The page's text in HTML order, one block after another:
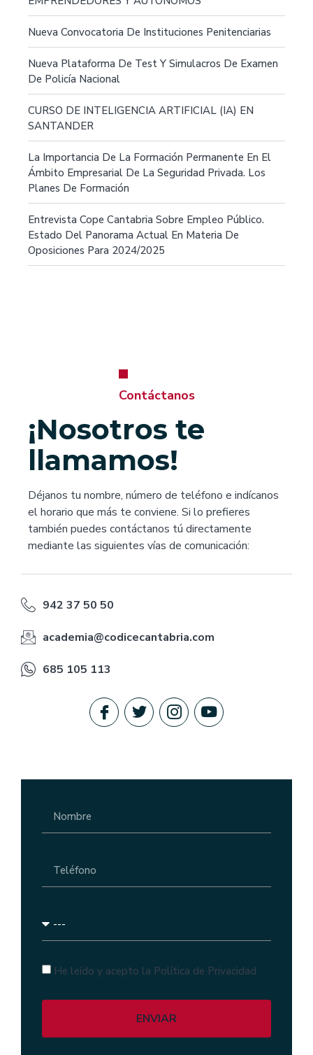
Nueva Convocatoria De Instituciones Penitenciarias
Nueva Plataforma De Test Y Simulacros De Examen
De Policía Nacional
CURSO DE INTELIGENCIA ARTIFICIAL (IA) EN
SANTANDER
La Importancia De La Formación Permanente En El
Ámbito Empresarial De La Seguridad Privada. Los
Planes De Formación
Entrevista Cope Cantabria Sobre Empleo Público.
Estado Del Panorama Actual En Materia De
Oposiciones Para 2024/2025
Contáctanos
¡Nosotros te
llamamos!
Déjanos tu nombre, número de teléfono e indícanos
el horario que más te conviene. Si lo prefieres
también puedes contáctanos tú directamente
mediante las siguientes vías de comunicación:
942 37 50 50
academia@codicecantabria.com
685 105 113
He leído y acepto la Política de Privacidad
ENVIAR